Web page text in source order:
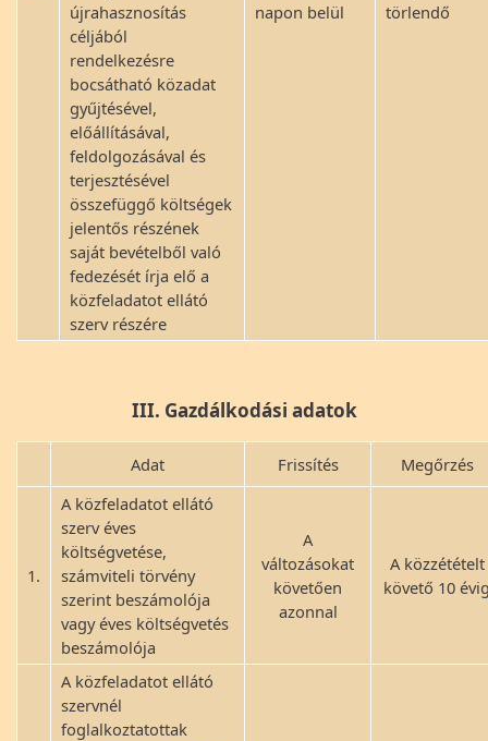
újrahasznosítás
céljából
rendelkezésre
bocsátható közadat
gyűjtésével,
előállításával,
feldolgozásával és
terjesztésével
összefüggő költségek
jelentős részének
saját bevételből való
fedezését írja elő a
közfeladatot ellátó
szerv részére
napon belül
törlendő
III. Gazdálkodási adatok
Adat Frissítés Megőrzés
1.
A közfeladatot ellátó
szerv éves
költségvetése,
számviteli törvény
szerint beszámolója
vagy éves költségvetés
beszámolója
A
változásokat
követően
azonnal
A közzétételt
követő 10
A közfeladatot ellátó
szervnél
foglalkoztatottak